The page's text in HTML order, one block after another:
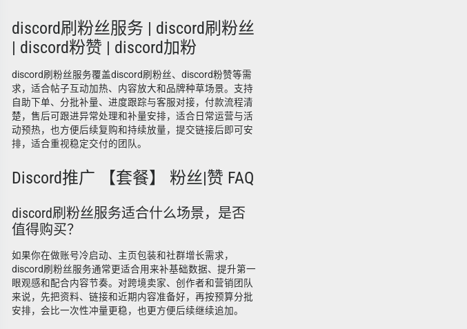
discord刷粉丝服务 | discord刷粉丝
| discord粉赞 | discord加粉
discord刷粉丝服务覆盖discord刷粉丝、discord粉赞等需
求，适合帖子互动加热、内容放大和品牌种草场景。支持
自助下单、分批补量、进度跟踪与客服对接，付款流程清
楚，售后可跟进异常处理和补量安排，适合日常运营与活
动预热，也方便后续复购和持续放量，提交链接后即可安
排，适合重视稳定交付的团队。
Discord推广 【套餐】 粉丝|赞 FAQ
discord刷粉丝服务适合什么场景，是否
值得购买？
如果你在做账号冷启动、主页包装和社群增长需求，
discord刷粉丝服务通常更适合用来补基础数据、提升第一
眼观感和配合内容节奏。对跨境卖家、创作者和营销团队
来说，先把资料、链接和近期内容准备好，再按预算分批
安排，会比一次性冲量更稳，也更方便后续继续追加。